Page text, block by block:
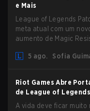
e Mais
League of Legends
meta atual com um
aumento de Magic
5 ago.
Sofia
Riot Games Abre
de League of Legends
A vida deve ficar